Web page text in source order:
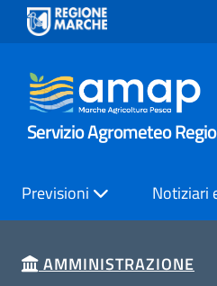
Servizio Agrometeo
Previsioni Notiziari
AMMINISTRAZIONE